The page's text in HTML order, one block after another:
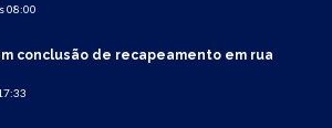
08:00
conclusão de recapeamento em rua